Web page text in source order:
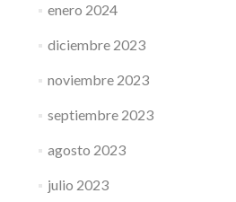
enero 2024
diciembre 2023
noviembre 2023
septiembre 2023
agosto 2023
julio 2023